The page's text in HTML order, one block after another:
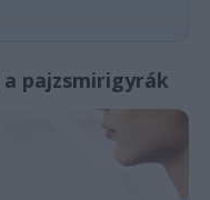
pajzsmirigyrák